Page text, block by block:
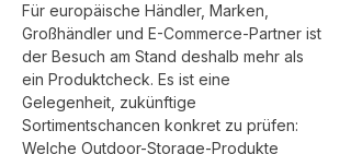
Für europäische Händler, Marken,
Großhändler und E-Commerce-Partner ist
der Besuch am Stand deshalb mehr als
ein Produktcheck. Es ist eine
Gelegenheit, zukünftige
Sortimentschancen konkret zu prüfen:
Welche Outdoor-Storage-Produkte